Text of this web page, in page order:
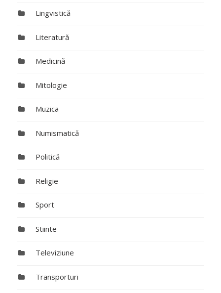
Lingvistică
Literatură
Medicină
Mitologie
Muzica
Numismatică
Politică
Religie
Sport
Stiinte
Televiziune
Transporturi